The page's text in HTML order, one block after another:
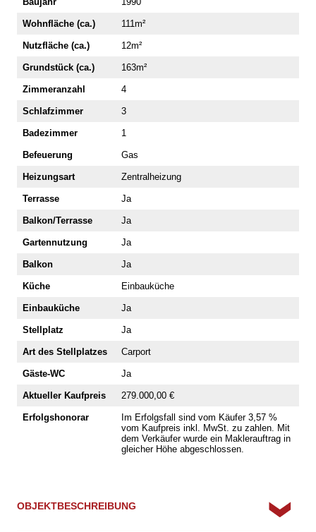
Wohnfläche (ca.) 111m²
Nutzfläche (ca.) 12m²
Grundstück (ca.) 163m²
Zimmeranzahl 4
Schlafzimmer 3
Badezimmer 1
Befeuerung Gas
Heizungsart Zentralheizung
Terrasse Ja
Balkon/Terrasse Ja
Gartennutzung Ja
Balkon Ja
Küche Einbauküche
Einbauküche Ja
Stellplatz Ja
Art des Stellplatzes Carport
Gäste-WC Ja
Aktueller Kaufpreis 279.000,00 €
Erfolgshonorar
Im Erfolgsfall sind vom Käufer 3,57 %
vom Kaufpreis inkl. MwSt. zu zahlen. Mit
dem Verkäufer wurde ein Maklerauftrag in
gleicher Höhe abgeschlossen.
OBJEKTBESCHREIBUNG